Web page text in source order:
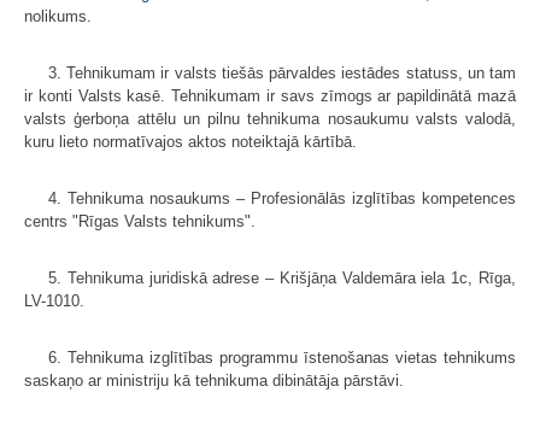
nolikums.
3. Tehnikumam ir valsts tiešās pārvaldes iestādes statuss, un tam
ir konti Valsts kasē. Tehnikumam ir savs zīmogs ar papildinātā mazā
valsts ģerboņa attēlu un pilnu tehnikuma nosaukumu valsts valodā,
kuru lieto normatīvajos aktos noteiktajā kārtībā.
4. Tehnikuma nosaukums – Profesionālās izglītības kompetences
centrs "Rīgas Valsts tehnikums".
5. Tehnikuma juridiskā adrese – Krišjāņa Valdemāra iela 1c, Rīga,
LV-1010.
6. Tehnikuma izglītības programmu īstenošanas vietas tehnikums
saskaņo ar ministriju kā tehnikuma dibinātāja pārstāvi.